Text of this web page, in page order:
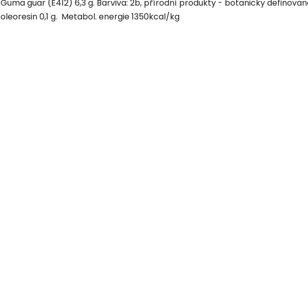
Guma guar (E412) 6,3 g. Barviva: 2b, přírodní produkty - botanicky
oleoresin 0,1 g. Metabol. energie 1350kcal/kg